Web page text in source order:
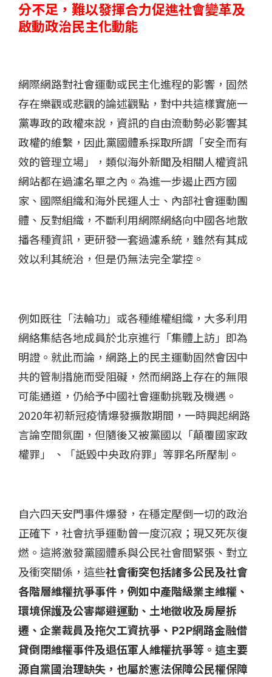
分不足，難以發揮合力促進社會變革及
啟動政治民主化動能
網際網路對社會運動或民主化進程的影響，固然
存在樂觀或悲觀的論述觀點，對中共這樣實施一
黨專政的政權來說，資訊的自由流動勢必影響其
政權的維繫，因此黨國體系採取所謂「安全而有
效的管理立場」，類似海外新聞及相關人權資訊
網站都在過濾名單之內。為進一步遏止西方國
家、國際組織和海外民運人士、內部社會運動團
體、反對組織，不斷利用網際網絡向中國各地散
播各種資訊，更研發一套過濾系統，雖然有其成
效以利其統治，但是仍無法完全掌控。
例如既往「法輪功」或各種維權組織，大多利用
網絡集結各地成員於北京進行「集體上訪」即為
明證。就此而論，網路上的民主運動固然會因中
共的管制措施而受阻礙，然而網路上存在的無限
可能通道，仍給予中國社會運動挑戰及機遇。
2020年初新冠疫情爆發擴散期間，一時興起網路
言論空間氛圍，但隨後又被黨國以「顛覆國家政
權罪」 、「詆毀中央政府罪」等罪名所壓制。
自六四天安門事件爆發，在穩定壓倒一切的政治
正確下，社會抗爭運動曾一度沉寂；現又死灰復
燃。這將激發黨國體系與公民社會間緊張、對立
及衝突關係，這些社會衝突包括諸多公民及社會
各階層維權抗爭事件，例如中產階級業主維權、
環境保護及公害鄰避運動、土地徵收及房屋拆
遷、企業裁員及拖欠工資抗爭、P2P網路金融借
貸倒閉維權事件及退伍軍人維權抗爭等。這主要
源自黨國治理缺失，也屬於憲法保障公民權保障